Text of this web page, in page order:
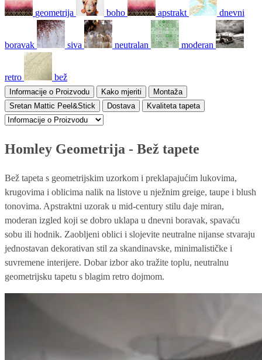
geometrija boho apstrakt dnevni
boravak siva neutralan moderan
retro bež
Informacije o Proizvodu Kako mjeriti
Montaža
Sretan Mattic Peel&Stick
Dostava Kvaliteta tapeta
Homley Geometrija - Bež tapete
Bež tapeta s geometrijskim uzorkom i preklapajućim lukovima,
krugovima i oblicima nalik na listove u nježnim greige, taupe i blush
tonovima. Apstraktni uzorak u mid-century stilu daje miran,
moderan izgled koji se dobro uklapa u dnevni boravak, spavaću
sobu ili hodnik. Zaobljeni oblici i slojevite neutralne nijanse stvaraju
jednostavan dekorativan stil za skandinavske, minimalističke i
suvremene interijere. Dobar izbor ako tražite toplu, neutralnu
geometrijsku tapetu s blagim retro dojmom.